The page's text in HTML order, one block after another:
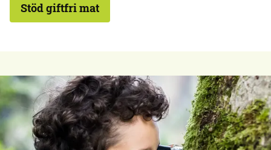
Stöd giftfri mat